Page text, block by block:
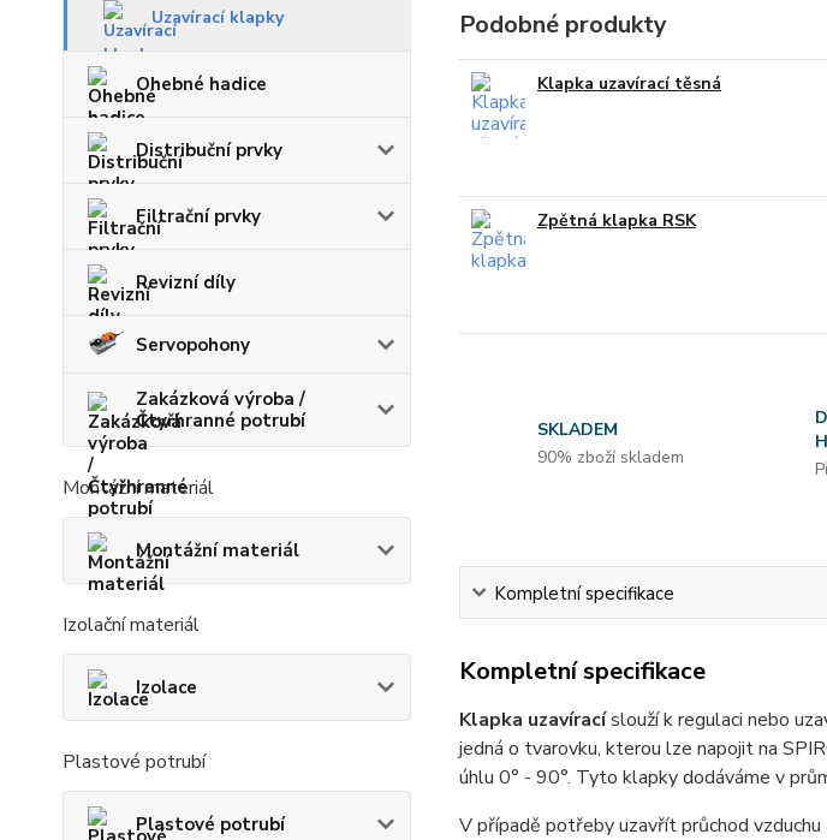
Uzavírací klapky
Ohebné hadice
Distribuční prvky
Filtrační prvky
Revizní díly
Servopohony
Zakázková výroba /
Čtyřhranné potrubí
Montážní materiál
Montážní materiál
Izolační materiál
Izolace
Plastové potrubí
Plastové potrubí
Podobné produkty
Klapka uzavírací těsná
Zpětná klapka RSK
SKLADEM
90% zboží skladem
Kompletní specifikace
Kompletní specifikace
Klapka uzavíracíslouží k regulaci nebo
jedná o tvarovku, kterou lze napojit na
úhlu 0° - 90°. Tyto klapky dodáváme v
V případě potřeby uzavřít průchod